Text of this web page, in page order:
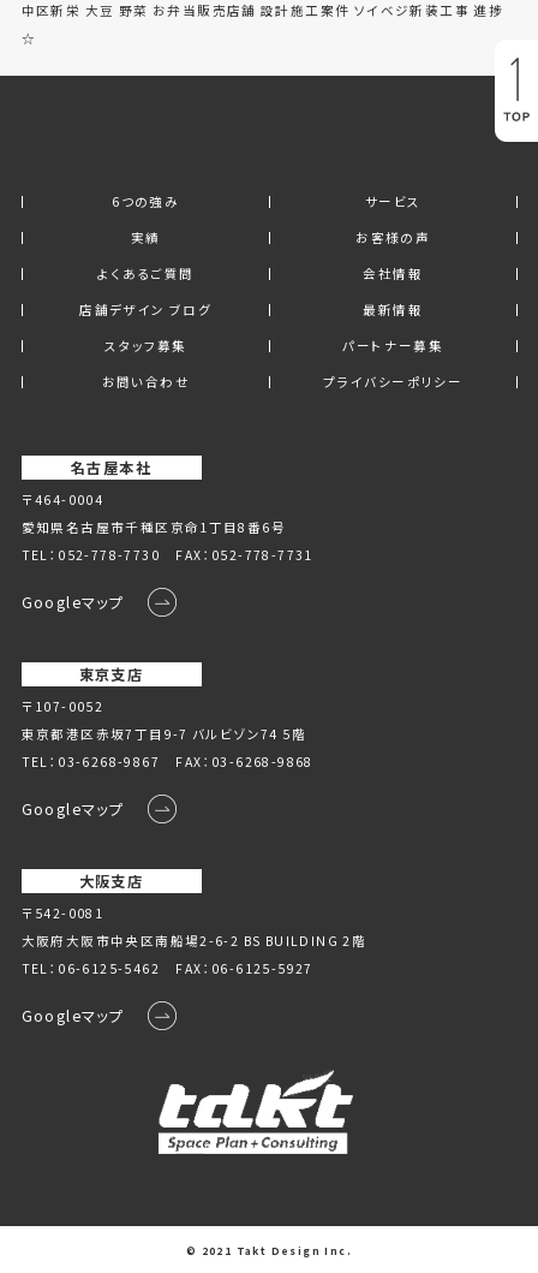
中区新栄 大豆 野菜 お弁当販売店舗 設計施工案件 ソイベジ新装工事 進捗
☆
6つの強み
サービス
実績
お客様の声
よくあるご質問
会社情報
店舗デザイン ブログ
最新情報
スタッフ募集
パートナー募集
お問い合わせ
プライバシーポリシー
名古屋本社
〒464-0004
愛知県名古屋市千種区京命1丁⽬8番6号
TEL： 052-778-7730 FAX：052-778-7731
Googleマップ
東京支店
〒107-0052
東京都港区赤坂7丁目9-7 バルビゾン74 5階
TEL： 03-6268-9867 FAX：03-6268-9868
Googleマップ
大阪支店
〒542-0081
大阪府大阪市中央区南船場2-6-2 BS BUILDING 2階
TEL： 06-6125-5462 FAX：06-6125-5927
Googleマップ
© 2021 Takt Design Inc.